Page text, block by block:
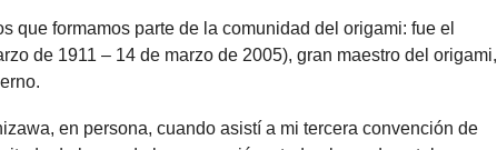
que formamos parte de la comunidad del origami: fue el
de 1911 – 14 de marzo de 2005), gran maestro del origami,
en persona, cuando asistí a mi tercera convención de